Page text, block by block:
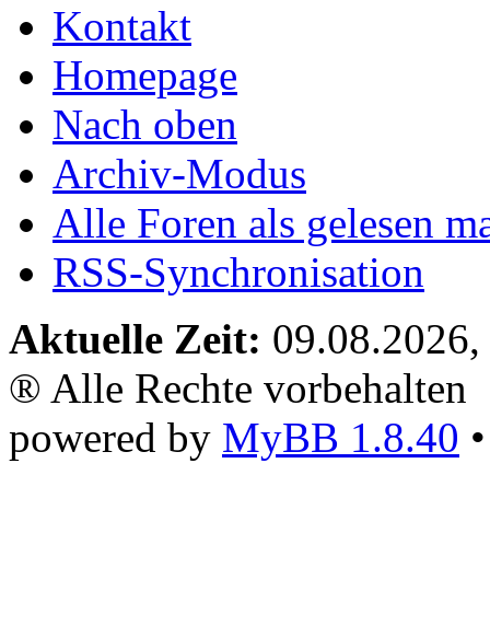
Kontakt
Homepage
Nach oben
Archiv-Modus
Alle Foren als gelesen
RSS-Synchronisation
Aktuelle Zeit:
® Alle Rechte vorbehalten
powered by MyBB 1.8.40